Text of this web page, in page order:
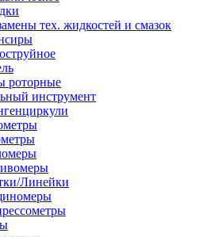
тех. жидкостей и смазок
роторные
инструмент
Линейки